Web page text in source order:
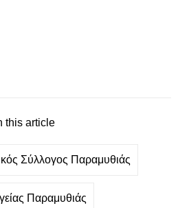
this article
Σύλλογος Παραμυθιάς
Παραμυθιάς